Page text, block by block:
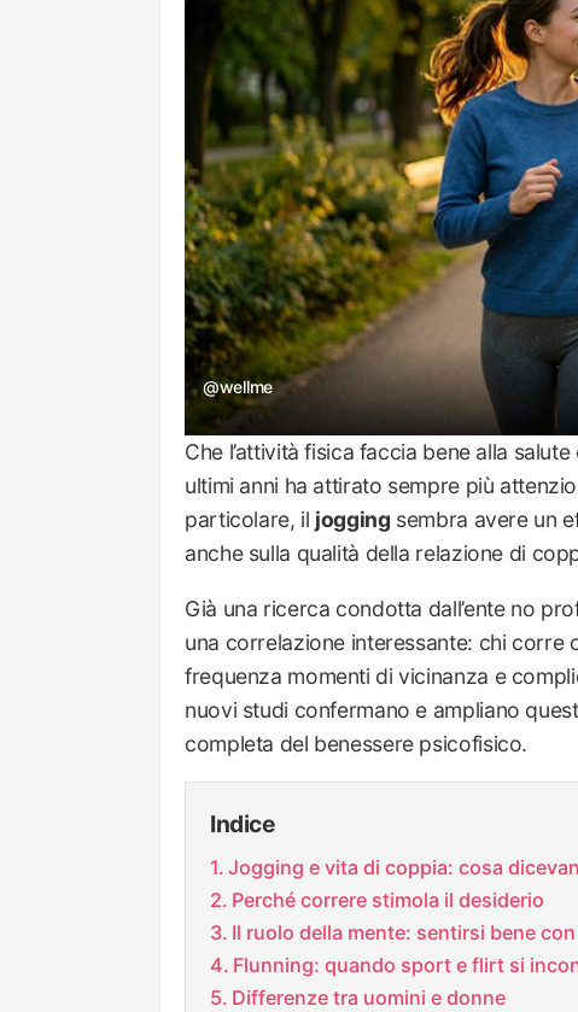
@wellme
Che l’attività fisica faccia bene alla
ultimi anni ha attirato sempre più
particolare, il jogging sembra avere un
anche sulla qualità della relazione di
Già una ricerca condotta dall’ente no
una correlazione interessante: chi
frequenza momenti di vicinanza e
nuovi studi confermano e ampliano
completa del benessere psicofisico.
Indice
Jogging e vita di coppia: cosa
Perché correre stimola il desiderio
Il ruolo della mente: sentirsi bene
Flunning: quando sport e flirt si
Differenze tra uomini e donne